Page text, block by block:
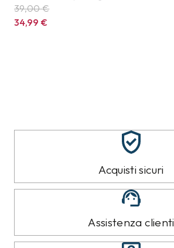
39,00 €
34,99€
Acquisti sicuri
Assistenza clienti